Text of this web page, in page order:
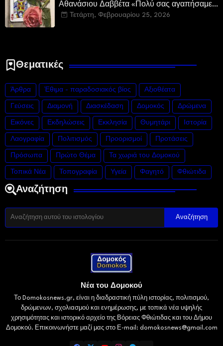
Αθανάσιου Δαββέτα «Πολύ σας αγαπήσαμε»
στον Ιανό
Τετάρτη, Φεβρουαρίου 25, 2026
Θεματικές
Άρθρα Έθιμα - παραδοσιακός βίος Αξιοθέατα
Γεύσεις Διαμονή Διασκέδαση Δομοκός Δρώμενα
Εικόνες Εκδηλώσεις Εκκλησία Θυμητάρι Ιστορία
Λαογραφία Πολιτισμός Προορισμοί Προτάσεις
Πρόσωπα Πρώτο Θέμα Τα χωριά του Δομοκού
Τοπικά Νέα Τοπογραφία Υγεία Φαγητό Φθιώτιδα
Αναζήτηση
Νέα του Δομοκού
Το Domokosnews.gr, είναι η διαδραστική πύλη ιστορίας, πολιτισμού,
δρώμενων, σχολιασμού και ενημέρωσης, με τοπικά νέα υψηλής
χρησιμότητας και ιστορικό αρχείο της Βόρειας Φθιώτιδας και του Δήμου
Δομοκού. Επικοινωνήστε μαζί μας στο Ε-mail: domokosnews@gmail.com